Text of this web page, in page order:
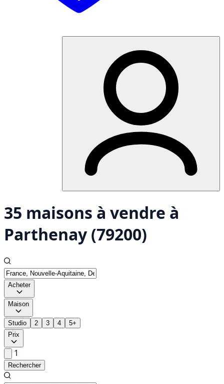
35 maisons à vendre à
Parthenay (79200)
Acheter
Maison
Studio 2 3 4
5+
Prix
1
Rechercher